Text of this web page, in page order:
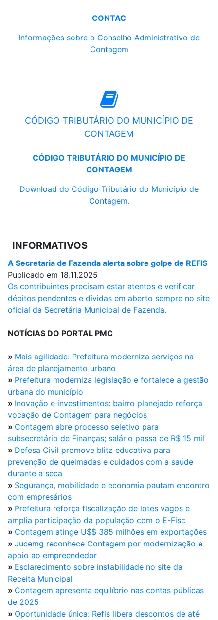
CONTAC
Informações sobre o Conselho Administrativo de
Contagem
CÓDIGO TRIBUTÁRIO DO MUNICÍPIO DE
CONTAGEM
CÓDIGO TRIBUTÁRIO DO MUNICÍPIO DE
CONTAGEM
Download do Código Tributário do Município de
Contagem.
INFORMATIVOS
A Secretaria de Fazenda alerta sobre golpe de REFIS
Publicado em 18.11.2025
Os contribuintes precisam estar atentos e verificar
débitos pendentes e dívidas em aberto sempre no site
oficial da Secretária Municipal de Fazenda.
NOTÍCIAS DO PORTAL PMC
» Mais agilidade: Prefeitura moderniza serviços na
área de planejamento urbano
» Prefeitura moderniza legislação e fortalece a gestão
urbana do município
» Inovação e investimentos: bairro planejado reforça
vocação de Contagem para negócios
» Contagem abre processo seletivo para
subsecretário de Finanças; salário passa de R$ 15 mil
» Defesa Civil promove blitz educativa para
prevenção de queimadas e cuidados com a saúde
durante a seca
» Segurança, mobilidade e economia pautam encontro
com empresários
» Prefeitura reforça fiscalização de lotes vagos e
amplia participação da população com o E-Fisc
» Contagem atinge U$$ 385 milhões em exportações
» Jucemg reconhece Contagem por modernização e
apoio ao empreendedor
» Esclarecimento sobre instabilidade no site da
Receita Municipal
» Contagem apresenta equilíbrio nas contas públicas
de 2025
» Oportunidade única: Refis libera descontos de até